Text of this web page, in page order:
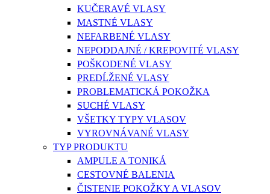
KUČERAVÉ VLASY
MASTNÉ VLASY
NEFARBENÉ VLASY
NEPODDAJNÉ / KREPOVITÉ VLASY
POŠKODENÉ VLASY
PREDĹŽENÉ VLASY
PROBLEMATICKÁ POKOŽKA
SUCHÉ VLASY
VŠETKY TYPY VLASOV
VYROVNÁVANÉ VLASY
TYP PRODUKTU
AMPULE A TONIKÁ
CESTOVNÉ BALENIA
ČISTENIE POKOŽKY A VLASOV